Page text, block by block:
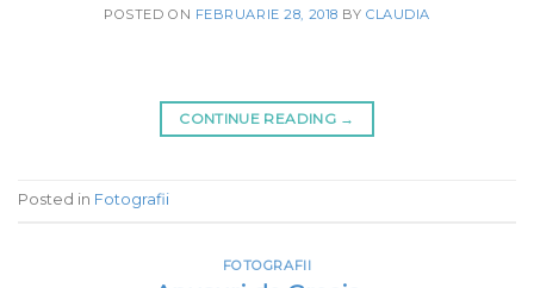
POSTED ON FEBRUARIE 28, 2018 BYCLAUDIA
CONTINUE READING →
Posted in Fotografii
FOTOGRAFII